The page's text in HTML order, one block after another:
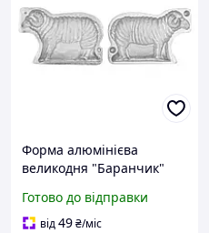
Форма алюмінієва
великодня "Баранчик"
цільного кексу баранчика
13х8.5х5.5 см
Готово до відправки
від49₴/міс